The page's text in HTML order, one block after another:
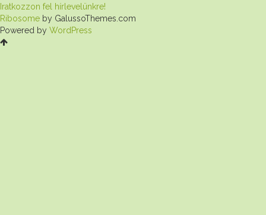
Iratkozzon fel hírlevelünkre!
Ribosome by GalussoThemes.com
Powered by WordPress